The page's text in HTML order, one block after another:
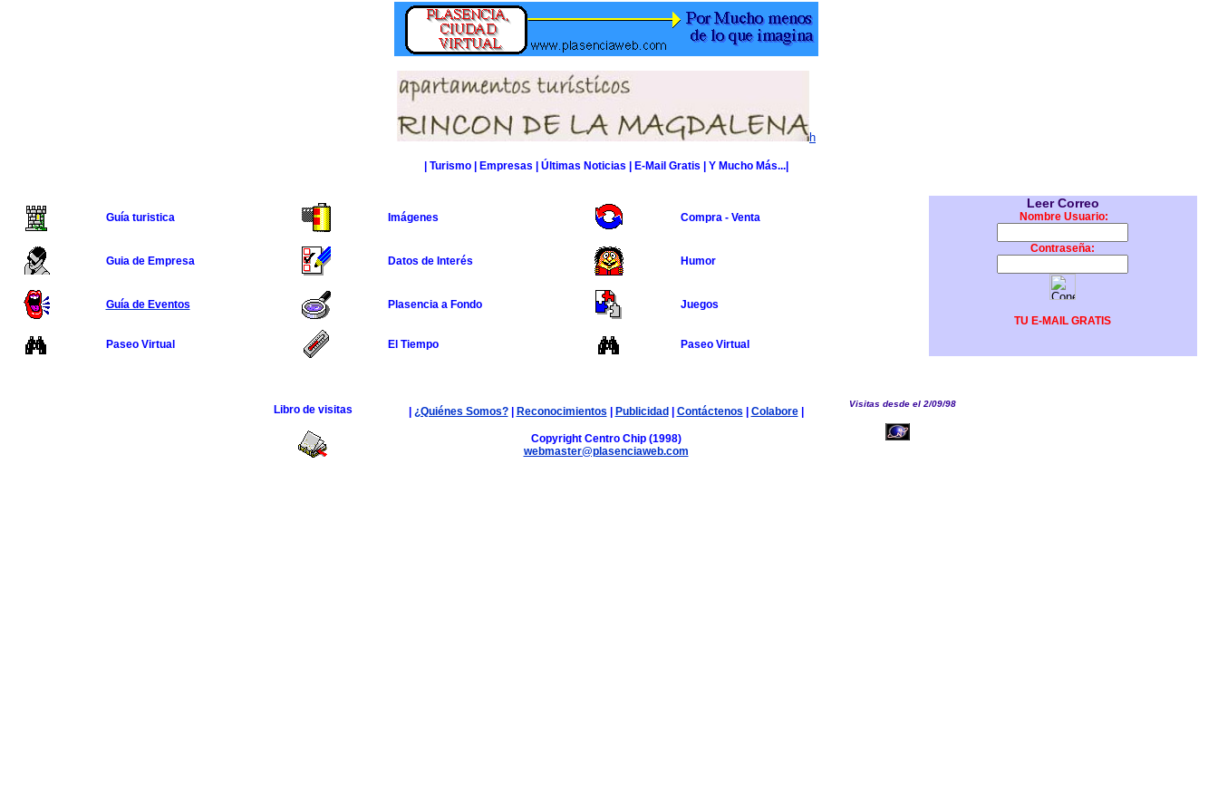
h
Turismo Empresas Últimas Noticias E-Mail Gratis | Y Mucho Más...|
Guía turistica Imágenes Compra - Venta
Guia de Empresa Datos de Interés Humor
Guía de Eventos Plasencia a Fondo Juegos
Paseo Virtual El Tiempo Paseo Virtual
Leer Correo
Nombre Usuario:
Contraseña:
TU E-MAIL GRATIS
Libro de visitas ¿Quiénes Somos?| Reconocimientos Publicidad Contáctenos Colabore|
Copyright Centro Chip (1998)
webmaster@plasenciaweb.com
Visitas desde el 2/09/98